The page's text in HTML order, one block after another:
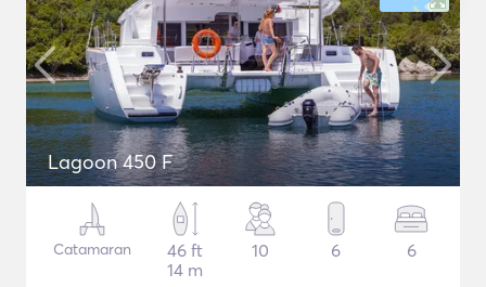
Lagoon 450 F
Catamaran
46 ft
14 m
10 6 6